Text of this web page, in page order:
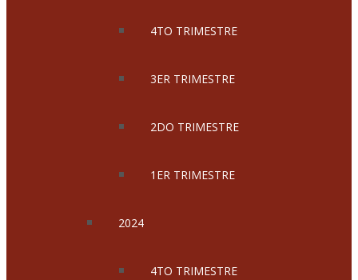
4TO TRIMESTRE
3ER TRIMESTRE
2DO TRIMESTRE
1ER TRIMESTRE
2024
4TO TRIMESTRE